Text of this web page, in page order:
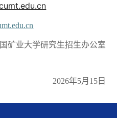
学研究生招生办公室
2026年5月15日